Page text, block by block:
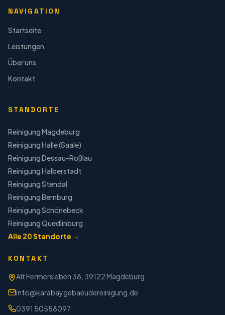
NAVIGATION
Startseite
Leistungen
Über uns
Kontakt
STANDORTE
ReinigungMagdeburg
ReinigungHalle (Saale)
ReinigungDessau-Roßlau
ReinigungHalberstadt
ReinigungStendal
ReinigungBernburg
ReinigungSchönebeck
ReinigungQuedlinburg
Alle 20Standorte →
KONTAKT
Alt Fermersleben 38, 39122 Magdeburg
info@karabaygebaeudereinigung.de
0391 50558097